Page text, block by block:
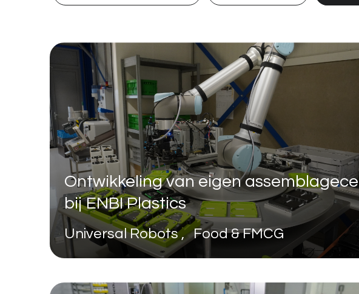
Ontwikkeling van eigen assemblagecel
bij ENBI Plastics
Universal Robots , Food & FMCG